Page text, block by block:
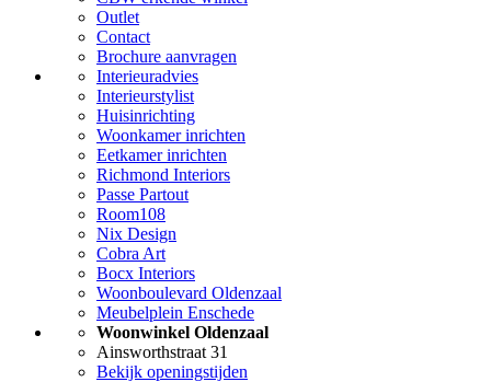
Outlet
Contact
Brochure aanvragen
Interieuradvies
Interieurstylist
Huisinrichting
Woonkamer inrichten
Eetkamer inrichten
Richmond Interiors
Passe Partout
Room108
Nix Design
Cobra Art
Bocx Interiors
Woonboulevard Oldenzaal
Meubelplein Enschede
Woonwinkel Oldenzaal
Ainsworthstraat 31
Bekijk openingstijden